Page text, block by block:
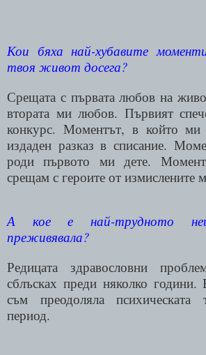
Кои бяха най-хубавите
твоя живот досега?
Срещата с първата любов на
втората ми любов. Първият
конкурс. Моментът, в който ми
издаден разказ в списание.
роди първото ми дете.
срещам с героите от измислените
А кое е най-трудното
преживявала?
Редицата здравословни
сблъсках преди няколко
съм преодоляла
период.